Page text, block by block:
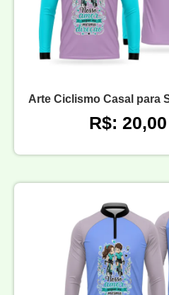
Arte Ciclismo Casal para
R$: 20,00